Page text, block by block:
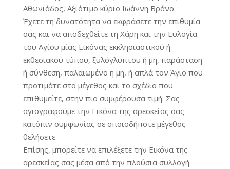
Αθωνιάδος, Αξιότιμο κύριο Ιωάννη Βράνο.
Έχετε τη δυνατότητα να εκφράσετε την επιθυμία
σας και να αποδεχθείτε τη Χάρη και την Ευλογία
του Αγίου μίας Εικόνας εκκλησιαστικού ή
εκθεσιακού τύπου, ξυλόγλυπτου ή μη, παράσταση
ή σύνθεση, παλαιωμένο ή μη, ή απλά τον Άγιο που
προτιμάτε στο μέγεθος και το σχέδιο που
επιθυμείτε, στην πιο συμφέρουσα τιμή. Σας
αγιογραφούμε την Εικόνα της αρεσκείας σας
κατόπιν συμφωνίας σε οποιοδήποτε μέγεθος
θελήσετε.
Επίσης, μπορείτε να επιλέξετε την Εικόνα της
αρεσκείας σας μέσα από την πλούσια συλλογή